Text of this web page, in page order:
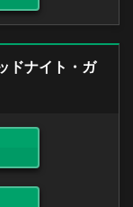
ドナイト・ガ